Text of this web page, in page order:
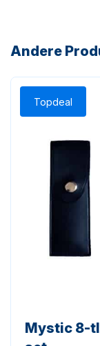
Andere
Topdeal
Mystic 8-